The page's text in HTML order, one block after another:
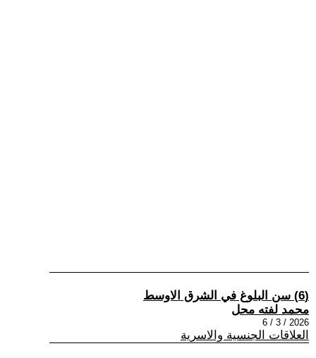
(6) سن البلوغ في الشرق الاوسط
محمد لفته محل
2026 / 3 / 6
العلاقات الجنسية والاسرية